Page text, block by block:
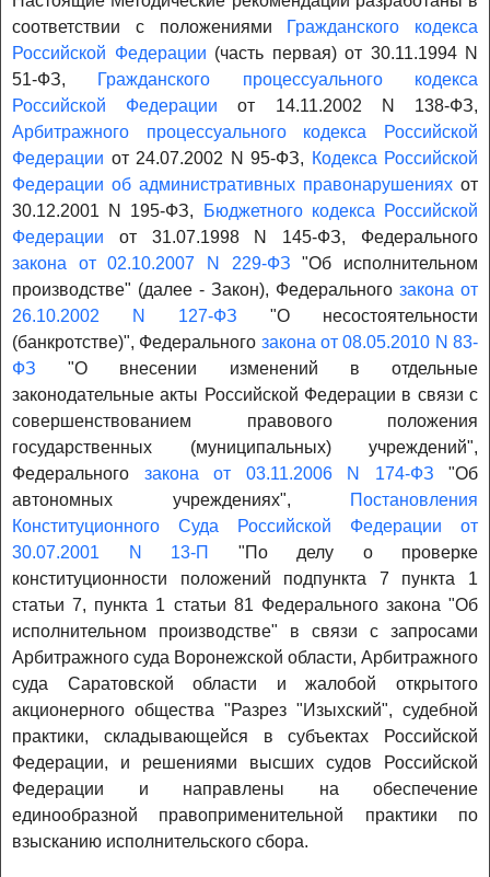
соответствии с положениями
Гражданского кодекса
Российской Федерации (часть первая) от 30.11.1994 N
51-ФЗ, Гражданского процессуального кодекса
Российской Федерации от 14.11.2002 N 138-ФЗ,
Арбитражного процессуального кодекса Российской
Федерации от 24.07.2002 N 95-ФЗ, Кодекса Российской
Федерации об административных правонарушениях от
30.12.2001 N 195-ФЗ,
Бюджетного кодекса Российской
Федерации от 31.07.1998 N 145-ФЗ, Федерального
закона от 02.10.2007 N 229-ФЗ "Об исполнительном
производстве" (далее - Закон), Федерального закона от
26.10.2002 N 127-ФЗ "О несостоятельности
(банкротстве)", Федерального закона от 08.05.2010 N 83-
ФЗ "О внесении изменений в отдельные
законодательные акты Российской Федерации в связи с
совершенствованием правового положения
государственных (муниципальных) учреждений",
Федерального закона от 03.11.2006 N 174-ФЗ "Об
автономных учреждениях",
Постановления
Конституционного Суда Российской Федерации от
30.07.2001 N 13-П
"По делу о проверке
конституционности положений подпункта 7 пункта 1
статьи 7, пункта 1 статьи 81 Федерального закона "Об
исполнительном производстве" в связи с запросами
Арбитражного суда Воронежской области, Арбитражного
суда Саратовской области и жалобой открытого
акционерного общества "Разрез "Изыхский", судебной
практики, складывающейся в субъектах Российской
Федерации, и решениями высших судов Российской
Федерации и направлены на обеспечение
единообразной правоприменительной практики по
взысканию исполнительского сбора.